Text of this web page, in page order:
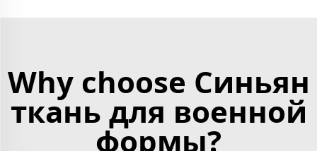
Why choose Синьян
ткань для военной
формы?